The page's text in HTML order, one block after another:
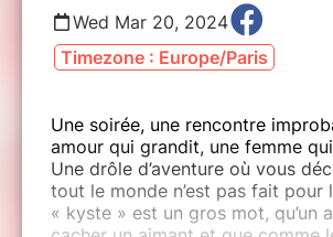
Wed Mar 20, 2024
Timezone : Europe/Paris
Une soirée, une rencontre
amour qui grandit, une femme
Une drôle d’aventure où vous
tout le monde n’est pas fait pour
« kyste » est un gros mot, qu’un